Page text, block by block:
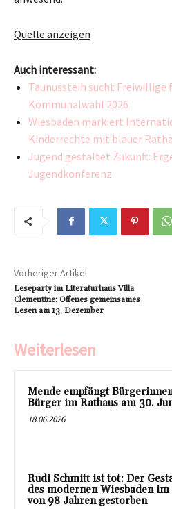
Quelle anzeigen
Auch interessant:
Taunusstein sucht Freiwillige
Kommunalwahl 2026
Wiesbaden markiert
Kinderrechte mit blauer
Jugend gestaltet Zukunft:
Jugendkonferenz
Vorheriger Artikel
Leseparty im Literaturhaus Villa
Clementine: Offenes gemeinsames
Lesen am 13. Dezember
Weiterlesen
Mende empfängt
Bürger im Rathaus am 30.
18.06.2026
Rudi Schmitt ist tot: Der
des modernen Wiesbaden
von 98 Jahren gestorben